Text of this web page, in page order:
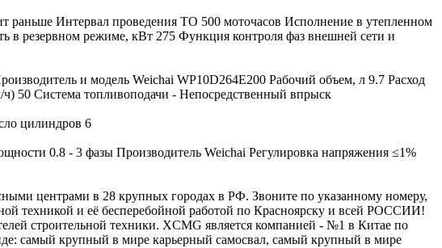
раньше Интервал проведения ТО 500 моточасов Исполнение в утепленном
резервном режиме, кВт 275 Функция контроля фаз внешней сети и
и модель Weichai WP10D264E200 Рабочий объем, л 9.7 Расход
ч) 50 Система топливоподачи - Непосредственный впрыск
цилиндров 6
0.8 - 3 фазы Производитель Weichai Регулировка напряжения ≤1%
центрами в 28 крупных городах в РФ. Звоните по указанному номеру,
техникой и её бесперебойной работой по Красноярску и всей РОССИИ!
строительной техники. XCMG является компанией - №1 в Китае по
самый крупный в мире карьерный самосвал, самый крупный в мире